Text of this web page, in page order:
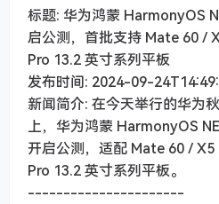
标题: 华为鸿蒙 HarmonyOS
启公测，首批支持 Mate 60 /
Pro 13.2 英寸系列平板
发布时间: 2024-09-
新闻简介: 在今天举行的华为
上，华为鸿蒙 HarmonyOS
开启公测，适配 Mate 60 /
Pro 13.2 英寸系列平板。
----------------------